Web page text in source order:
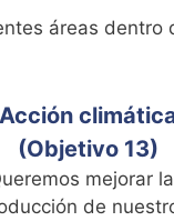
áreas dentro
Acción
(Objetivo 13)
mejorar la
de